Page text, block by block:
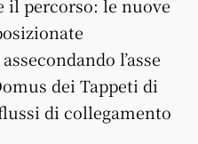
percorso: le nuove
l’asse
dei Tappeti di
di collegamento